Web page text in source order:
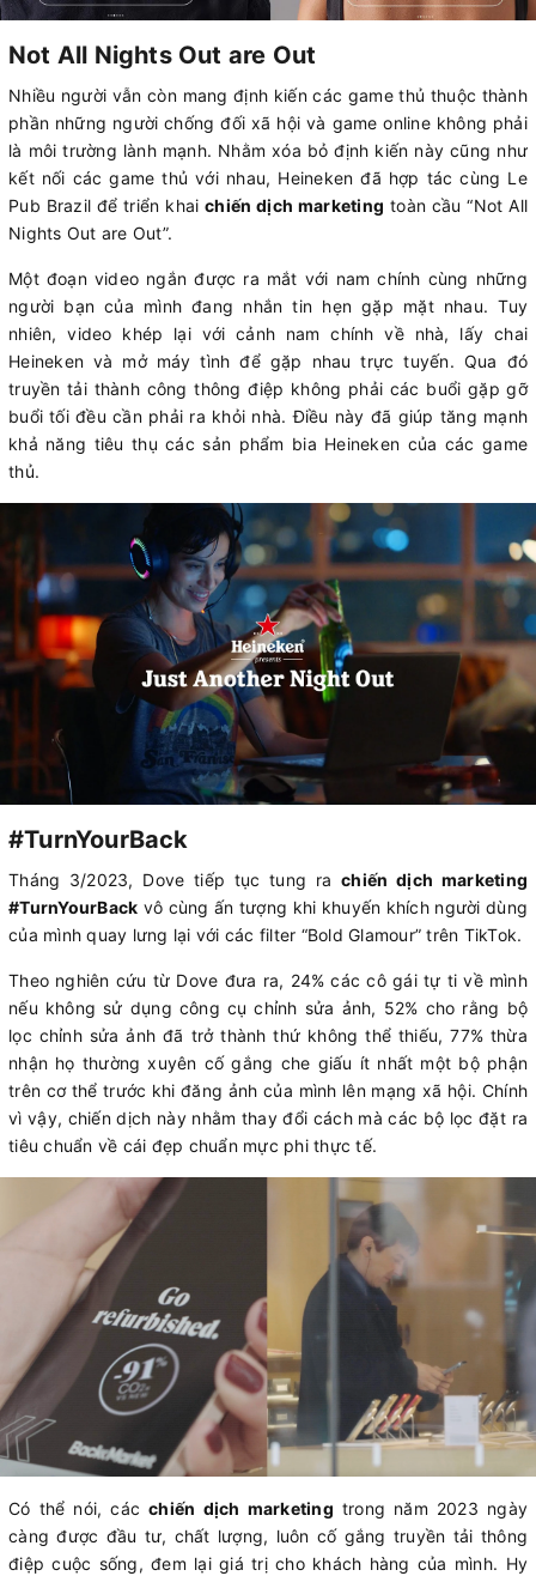
Not All Nights Out are Out
Nhiều người vẫn còn mang định kiến các game thủ thuộc thành
phần những người chống đối xã hội và game online không phải
là môi trường lành mạnh. Nhằm xóa bỏ định kiến này cũng như
kết nối các game thủ với nhau, Heineken đã hợp tác cùng Le
Pub Brazil để triển khaichiến dịch marketing toàn cầu “Not All
Nights Out are Out”.
Một đoạn video ngắn được ra mắt với nam chính cùng những
người bạn của mình đang nhắn tin hẹn gặp mặt nhau. Tuy
nhiên, video khép lại với cảnh nam chính về nhà, lấy chai
Heineken và mở máy tình để gặp nhau trực tuyến. Qua đó
truyền tải thành công thông điệp không phải các buổi gặp gỡ
buổi tối đều cần phải ra khỏi nhà. Điều này đã giúp tăng mạnh
khả năng tiêu thụ các sản phẩm bia Heineken của các game
thủ.
#TurnYourBack
Tháng 3/2023, Dove tiếp tục tung rachiến dịch marketing
#TurnYourBack vô cùng ấn tượng khi khuyến khích người dùng
của mình quay lưng lại với các filter “Bold Glamour” trên TikTok.
Theo nghiên cứu từ Dove đưa ra, 24% các cô gái tự ti về mình
nếu không sử dụng công cụ chỉnh sửa ảnh, 52% cho rằng bộ
lọc chỉnh sửa ảnh đã trở thành thứ không thể thiếu, 77% thừa
nhận họ thường xuyên cố gắng che giấu ít nhất một bộ phận
trên cơ thể trước khi đăng ảnh của mình lên mạng xã hội. Chính
vì vậy, chiến dịch này nhằm thay đổi cách mà các bộ lọc đặt ra
tiêu chuẩn về cái đẹp chuẩn mực phi thực tế.
Có thể nói, cácchiến dịch marketing trong năm 2023 ngày
càng được đầu tư, chất lượng, luôn cố gắng truyền tải thông
điệp cuộc sống, đem lại giá trị cho khách hàng của mình. Hy